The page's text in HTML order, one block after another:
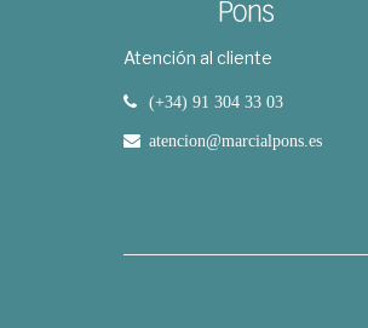
Atención al cliente
(+34) 91 304 33 03
atencion@marcialpons.es